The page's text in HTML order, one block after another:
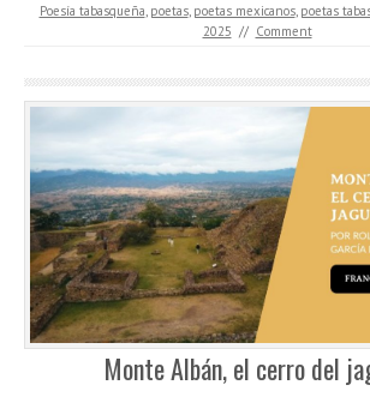
Poesía tabasqueña poetas, poetas mexicanos, poetas
2025 // Comment
Monte Albán, el cerro del